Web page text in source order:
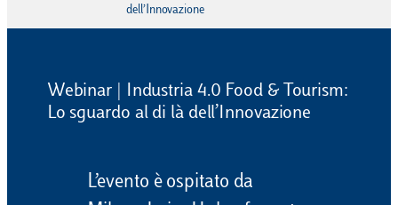
dell’Innovazione
Webinar | Industria 4.0 Food & Tourism:
Lo sguardo al di là dell’Innovazione
L’evento è ospitato da